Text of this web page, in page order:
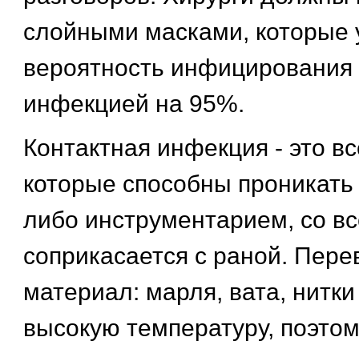
слойными масками,
вероятность инфицирования
инфекцией на 95%.
Контактная инфекция - это
которые способны
либо инструментарием, со
соприкасается с раной.
материал: марля, вата,
высокую температуру,